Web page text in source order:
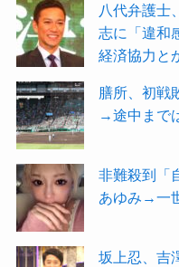
八代弁護士
志に「違和
経済協力と
膳所、初戦
→途中まで
非難殺到「
あゆみ→一
坂上忍、吉